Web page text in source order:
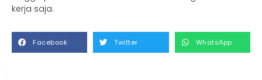
kerja saja.
Facebook Twitter WhatsApp